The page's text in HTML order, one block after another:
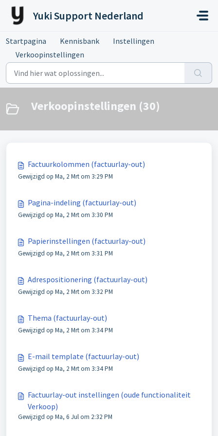
Doorgaan naar hoofdinhoud
Yuki Support Nederland
Startpagina Kennisbank
Instellingen
Verkoopinstellingen
Verkoopinstellingen (30)
Factuurkolommen (factuurlay-out)
Gewijzigd op Ma, 2 Mrt om 3:29 PM
Pagina-indeling (factuurlay-out)
Gewijzigd op Ma, 2 Mrt om 3:30 PM
Papierinstellingen (factuurlay-out)
Gewijzigd op Ma, 2 Mrt om 3:31 PM
Adrespositionering (factuurlay-out)
Gewijzigd op Ma, 2 Mrt om 3:32 PM
Thema (factuurlay-out)
Gewijzigd op Ma, 2 Mrt om 3:34 PM
E-mail template (factuurlay-out)
Gewijzigd op Ma, 2 Mrt om 3:34 PM
Factuurlay-out instellingen (oude functionaliteit
Verkoop)
Gewijzigd op Ma, 6 Jul om 2:32 PM